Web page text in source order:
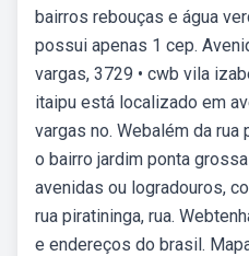
bairros rebouças e água
possui apenas 1 cep.
vargas, 3729 • cwb vila
itaipu está localizado em
vargas no. Webalém da
o bairro jardim ponta
avenidas ou logradouros,
rua piratininga, rua.
e endereços do brasil.